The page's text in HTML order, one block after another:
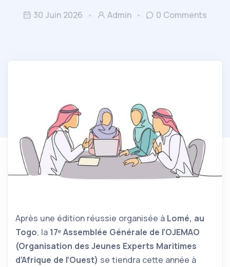
30 Juin 2026 Admin 0 Comments
Après une édition réussie organisée à Lomé, au
Togo, la 17ᵉ Assemblée Générale de l’OJEMAO
(Organisation des Jeunes Experts Maritimes
d’Afrique de l’Ouest) se tiendra cette année à